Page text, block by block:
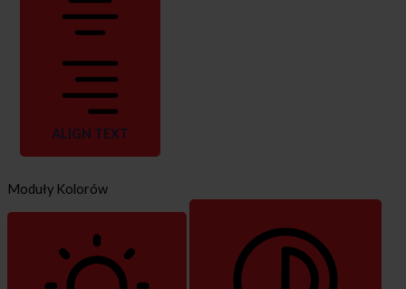
ALIGN TEXT
Moduły Kolorów